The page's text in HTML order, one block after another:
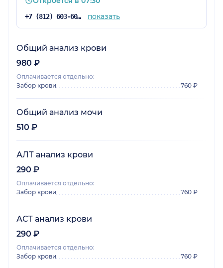
+7 (812) 603-60-42 показать
Общий анализ крови
980 ₽
Оплачивается отдельно:
Забор крови
760 ₽
Общий анализ мочи
510 ₽
АЛТ анализ крови
290 ₽
Оплачивается отдельно:
Забор крови
760 ₽
АСТ анализ крови
290 ₽
Оплачивается отдельно:
Забор крови
760 ₽